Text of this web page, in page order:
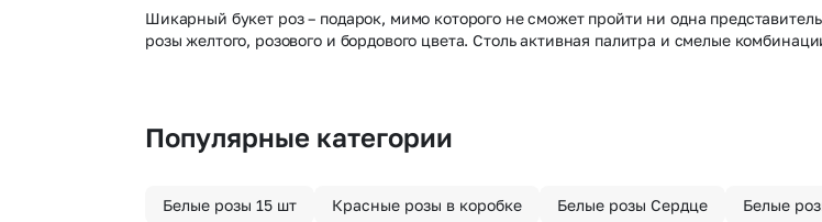
Шикарный букет роз – подарок, мимо которого не сможет пройти ни одна
розы желтого, розового и бордового цвета. Столь активная палитра и смелые
Популярные категории
Белые розы 15 шт Красные розы в коробке Белые розы Сердце Белые